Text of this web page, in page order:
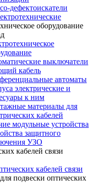
дефектоискатели
оборудование
выключатели
кабель
автоматы
электрические и
к ним
материалы для
кабелей
модульные устройства
защитного
УЗО
кабелей связи
кабелей связи
подвески оптических